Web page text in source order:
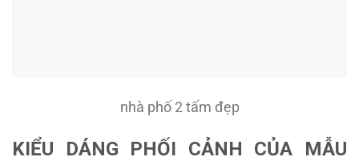
nhà phố 2 tấm đẹp
KIỂU DÁNG PHỐI CẢNH CỦA MẪU